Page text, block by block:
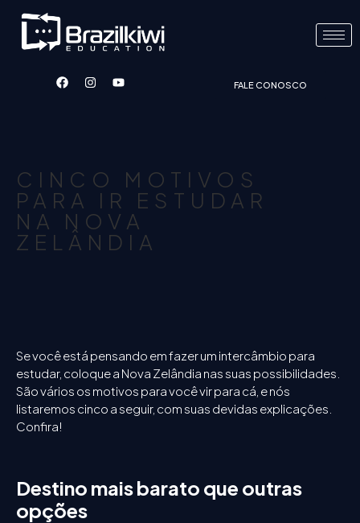
FALE CONOSCO
CINCO MOTIVOS
PARA IR ESTUDAR
NA NOVA
ZELÂNDIA
Se você está pensando em fazer um intercâmbio para
estudar, coloque a Nova Zelândia nas suas possibilidades.
São vários os motivos para você vir para cá, e nós
listaremos cinco a seguir, com suas devidas explicações.
Confira!
Destino mais barato que outras
opções